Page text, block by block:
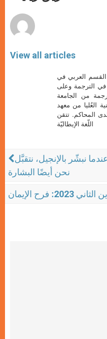
View all articles
القسم العربي في
في الترجمة وعلى
من الجامعة
العُليا من معهد
المحاكم. تتقن
اللّغة الإيطاليّة
نبشّر بالإنجيل، نتقبَّل
نحن أيضًا البشارة